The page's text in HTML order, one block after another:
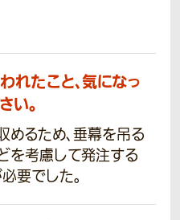
れたこと、気になっ
い。
るため、垂幕を吊る
を考慮して発注する
要でした。